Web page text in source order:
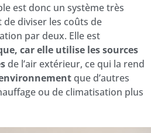
est donc un système très
diviser les coûts de
par deux. Elle est
car elle utilise les sources
de l’air extérieur, ce qui la rend
que d’autres
ou de climatisation plus